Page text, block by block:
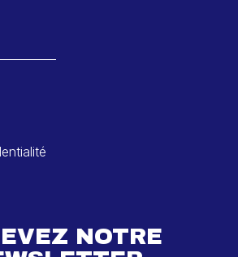
NOTRE